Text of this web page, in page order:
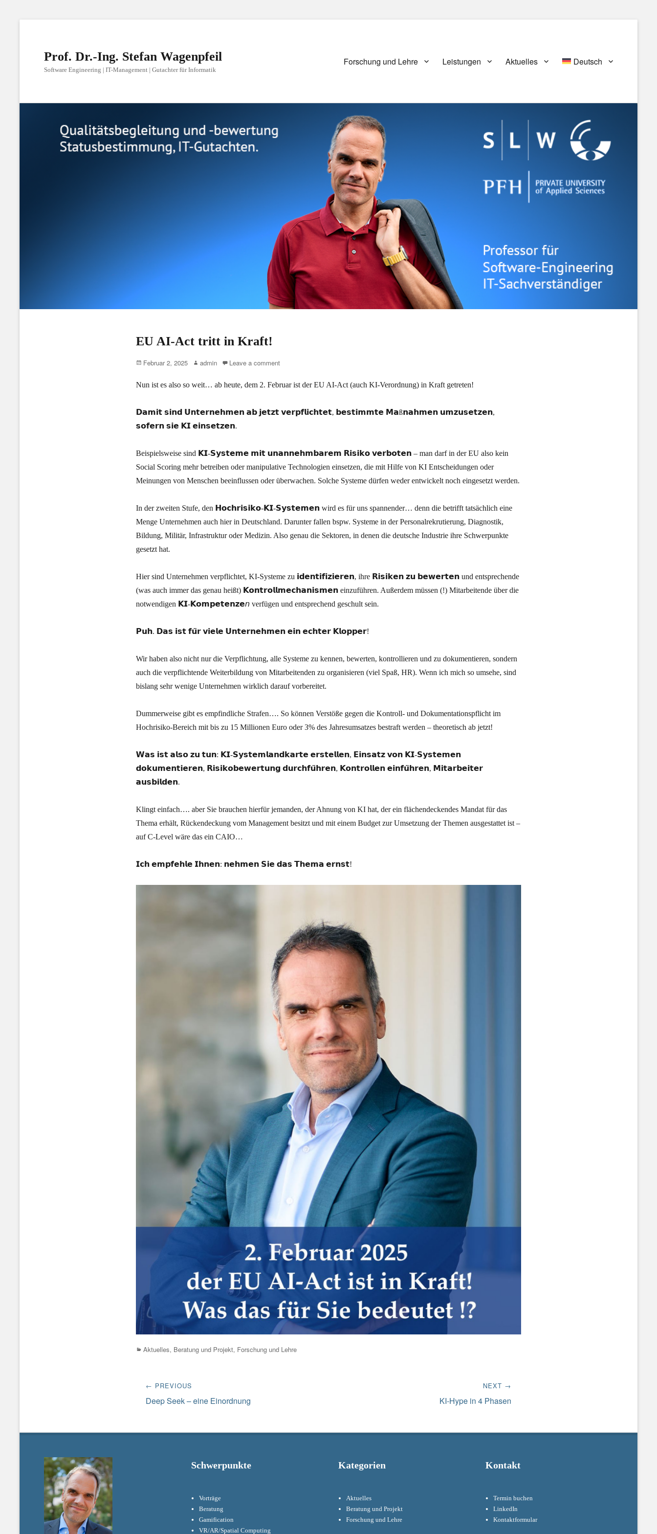
Prof. Dr.-Ing. Stefan Wagenpfeil
Software Engineering | IT-Management | Gutachter für Informatik
Primary
Forschung und Lehre Leistungen Aktuelles Deutsch
EU AI-Act tritt in Kraft!
Posted
Februar 2, 2025 Author
admin Leave a comment
Nun ist es also so weit… ab heute, dem 2. Februar ist der EU AI-Act (auch KI-Verordnung) in Kraft getreten!
𝗗𝗮𝗺𝗶𝘁 𝘀𝗶𝗻𝗱 𝗨𝗻𝘁𝗲𝗿𝗻𝗲𝗵𝗺𝗲𝗻 𝗮𝗯 𝗷𝗲𝘁𝘇𝘁 𝘃𝗲𝗿𝗽𝗳𝗹𝗶𝗰𝗵𝘁𝗲𝘁, 𝗯𝗲𝘀𝘁𝗶𝗺𝗺𝘁𝗲 𝗠𝗮ß𝗻𝗮𝗵𝗺𝗲𝗻 𝘂𝗺𝘇𝘂𝘀𝗲𝘁𝘇𝗲𝗻,
𝘀𝗼𝗳𝗲𝗿𝗻 𝘀𝗶𝗲 𝗞𝗜 𝗲𝗶𝗻𝘀𝗲𝘁𝘇𝗲𝗻.
Beispielsweise sind 𝗞𝗜-𝗦𝘆𝘀𝘁𝗲𝗺𝗲 𝗺𝗶𝘁 𝘂𝗻𝗮𝗻𝗻𝗲𝗵𝗺𝗯𝗮𝗿𝗲𝗺 𝗥𝗶𝘀𝗶𝗸𝗼 𝘃𝗲𝗿𝗯𝗼𝘁𝗲𝗻 – man darf in der EU also kein
Social Scoring mehr betreiben oder manipulative Technologien einsetzen, die mit Hilfe von KI Entscheidungen oder
Meinungen von Menschen beeinflussen oder überwachen. Solche Systeme dürfen weder entwickelt noch eingesetzt werden.
In der zweiten Stufe, den 𝗛𝗼𝗰𝗵𝗿𝗶𝘀𝗶𝗸𝗼-𝗞𝗜-𝗦𝘆𝘀𝘁𝗲𝗺𝗲𝗻 wird es für uns spannender… denn die betrifft tatsächlich eine
Menge Unternehmen auch hier in Deutschland. Darunter fallen bspw. Systeme in der Personalrekrutierung, Diagnostik,
Bildung, Militär, Infrastruktur oder Medizin. Also genau die Sektoren, in denen die deutsche Industrie ihre Schwerpunkte
gesetzt hat.
Hier sind Unternehmen verpflichtet, KI-Systeme zu 𝗶𝗱𝗲𝗻𝘁𝗶𝗳𝗶𝘇𝗶𝗲𝗿𝗲𝗻, ihre 𝗥𝗶𝘀𝗶𝗸𝗲𝗻 𝘇𝘂 𝗯𝗲𝘄𝗲𝗿𝘁𝗲𝗻 und entsprechende
(was auch immer das genau heißt) 𝗞𝗼𝗻𝘁𝗿𝗼𝗹𝗹𝗺𝗲𝗰𝗵𝗮𝗻𝗶𝘀𝗺𝗲𝗻 einzuführen. Außerdem müssen (!) Mitarbeitende über die
notwendigen 𝗞𝗜-𝗞𝗼𝗺𝗽𝗲𝘁𝗲𝗻𝘇𝗲𝘯 verfügen und entsprechend geschult sein.
𝗣𝘂𝗵. 𝗗𝗮𝘀 𝗶𝘀𝘁 𝗳𝘂̈𝗿 𝘃𝗶𝗲𝗹𝗲 𝗨𝗻𝘁𝗲𝗿𝗻𝗲𝗵𝗺𝗲𝗻 𝗲𝗶𝗻 𝗲𝗰𝗵𝘁𝗲𝗿 𝗞𝗹𝗼𝗽𝗽𝗲𝗿!
Wir haben also nicht nur die Verpflichtung, alle Systeme zu kennen, bewerten, kontrollieren und zu dokumentieren, sondern
auch die verpflichtende Weiterbildung von Mitarbeitenden zu organisieren (viel Spaß, HR). Wenn ich mich so umsehe, sind
bislang sehr wenige Unternehmen wirklich darauf vorbereitet.
Dummerweise gibt es empfindliche Strafen…. So können Verstöße gegen die Kontroll- und Dokumentationspflicht im
Hochrisiko-Bereich mit bis zu 15 Millionen Euro oder 3% des Jahresumsatzes bestraft werden – theoretisch ab jetzt!
𝗪𝗮𝘀 𝗶𝘀𝘁 𝗮𝗹𝘀𝗼 𝘇𝘂 𝘁𝘂𝗻: 𝗞𝗜-𝗦𝘆𝘀𝘁𝗲𝗺𝗹𝗮𝗻𝗱𝗸𝗮𝗿𝘁𝗲 𝗲𝗿𝘀𝘁𝗲𝗹𝗹𝗲𝗻, 𝗘𝗶𝗻𝘀𝗮𝘁𝘇 𝘃𝗼𝗻 𝗞𝗜-𝗦𝘆𝘀𝘁𝗲𝗺𝗲𝗻
𝗱𝗼𝗸𝘂𝗺𝗲𝗻𝘁𝗶𝗲𝗿𝗲𝗻, 𝗥𝗶𝘀𝗶𝗸𝗼𝗯𝗲𝘄𝗲𝗿𝘁𝘂𝗻𝗴 𝗱𝘂𝗿𝗰𝗵𝗳𝘂̈𝗵𝗿𝗲𝗻, 𝗞𝗼𝗻𝘁𝗿𝗼𝗹𝗹𝗲𝗻 𝗲𝗶𝗻𝗳𝘂̈𝗵𝗿𝗲𝗻, 𝗠𝗶𝘁𝗮𝗿𝗯𝗲𝗶𝘁𝗲𝗿
𝗮𝘂𝘀𝗯𝗶𝗹𝗱𝗲𝗻.
Klingt einfach…. aber Sie brauchen hierfür jemanden, der Ahnung von KI hat, der ein flächendeckendes Mandat für das
Thema erhält, Rückendeckung vom Management besitzt und mit einem Budget zur Umsetzung der Themen ausgestattet ist –
auf C-Level wäre das ein CAIO…
𝗜𝗰𝗵 𝗲𝗺𝗽𝗳𝗲𝗵𝗹𝗲 𝗜𝗵𝗻𝗲𝗻: 𝗻𝗲𝗵𝗺𝗲𝗻 𝗦𝗶𝗲 𝗱𝗮𝘀 𝗧𝗵𝗲𝗺𝗮 𝗲𝗿𝗻𝘀𝘁!
Categories
Aktuelles, Beratung und Projekt, Forschung und Lehre
Beitrags-
Navigation
← PREVIOUS
Previous
Deep Seek – eine Einordnung
NEXT →
KI-Hype in 4 Phasen
Schwerpunkte
Vorträge
Beratung
Gamification
VR/AR/Spatial Computing
Kategorien
Aktuelles
Beratung und Projekt
Forschung und Lehre
Kontakt
Termin buchen
LinkedIn
Kontaktformular